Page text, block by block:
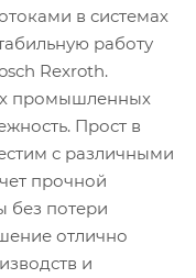
в системах
работу
Rexroth.
промышленных
Прост в
с различными
прочной
без потери
отлично
и